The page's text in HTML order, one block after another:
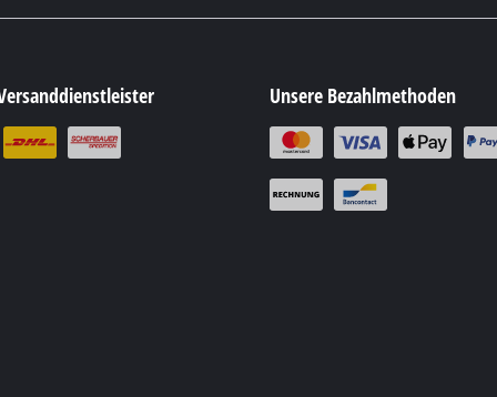
Unsere Bezahlmethoden